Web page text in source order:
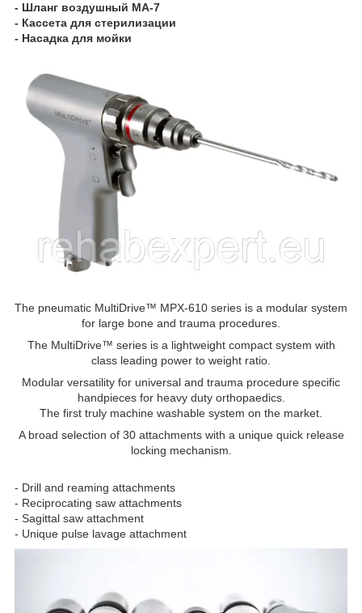
- Шланг воздушный MA-7
- Кассета для стерилизации
- Насадка для мойки
The pneumatic MultiDrive™ MPX-610 series is a modular system
for large bone and trauma procedures.
The MultiDrive™ series is a lightweight compact system with
class leading power to weight ratio.
Modular versatility for universal and trauma procedure specific
handpieces for heavy duty orthopaedics.
The first truly machine washable system on the market.
A broad selection of 30 attachments with a unique quick release
locking mechanism.
- Drill and reaming attachments
- Reciprocating saw attachments
- Sagittal saw attachment
- Unique pulse lavage attachment